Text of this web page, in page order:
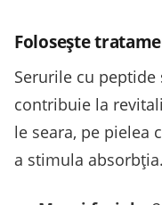
Folosește
Serurile cu peptide
contribuie la
le seara, pe pielea
a stimula absorbția.